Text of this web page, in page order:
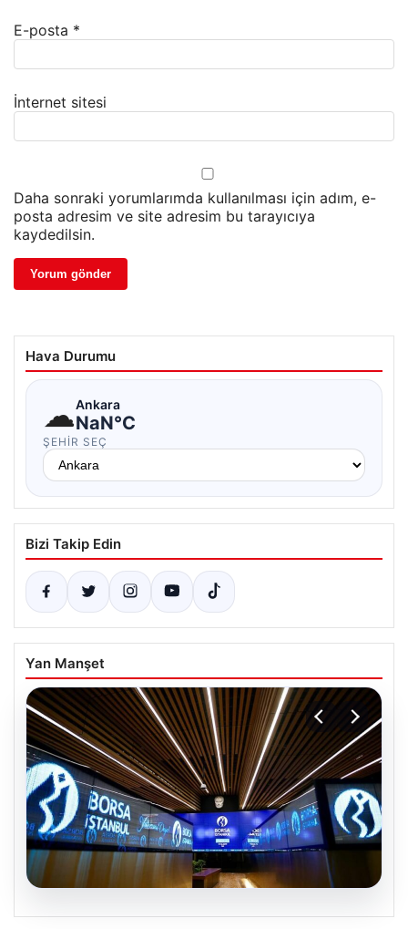
E-posta *
İnternet sitesi
Daha sonraki yorumlarımda kullanılması için adım, e-
posta adresim ve site adresim bu tarayıcıya
kaydedilsin.
Hava Durumu
☁Ankara
NaN°C
ŞEHIR SEÇ
Bizi Takip Edin
Yan Manşet